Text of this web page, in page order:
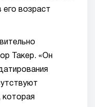
его возраст
Такер. «Он
которая